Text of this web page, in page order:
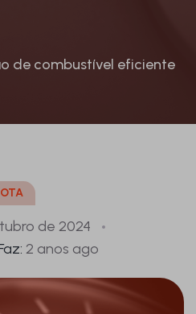
de combustível eficiente
de 2024
2 anos ago